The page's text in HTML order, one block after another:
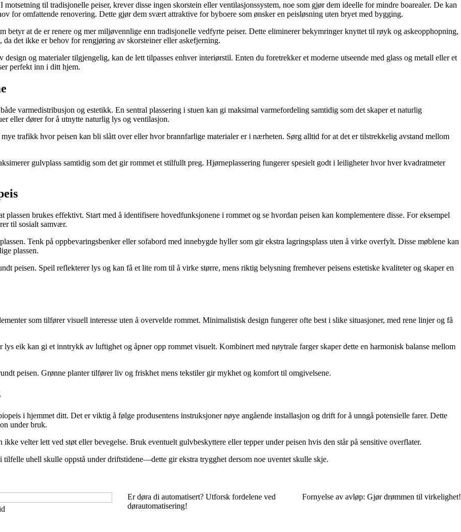
til tradisjonelle peiser, krever disse ingen skorstein eller ventilasjonssystem, noe som gjør dem ideelle for mindre boarealer. De kan
for omfattende renovering. Dette gjør dem svært attraktive for byboere som ønsker en peisløsning uten bryet med bygging.
betyr at de er renere og mer miljøvennlige enn tradisjonelle vedfyrte peiser. Dette eliminerer bekymringer knyttet til røyk og askeopphopning,
det ikke er behov for rengjøring av skorsteiner eller askefjerning.
og materialer tilgjengelig, kan de lett tilpasses enhver interiørstil. Enten du foretrekker et moderne utseende med glass og metall eller et
perfekt inn i ditt hjem.
varmedistribusjon og estetikk. En sentral plassering i stuen kan gi maksimal varmefordeling samtidig som det skaper et naturlig
eller dører for å utnytte naturlig lys og ventilasjon.
trafikk hvor peisen kan bli slått over eller hvor brannfarlige materialer er i nærheten. Sørg alltid for at det er tilstrekkelig avstand mellom
gulvplass samtidig som det gir rommet et stilfullt preg. Hjørneplassering fungerer spesielt godt i leiligheter hvor hver kvadratmeter
brukes effektivt. Start med å identifisere hovedfunksjonene i rommet og se hvordan peisen kan komplementere disse. For eksempel
til sosialt samvær.
Tenk på oppbevaringsbenker eller sofabord med innebygde hyller som gir ekstra lagringsplass uten å virke overfylt. Disse møblene kan
plassen.
peisen. Speil reflekterer lys og kan få et lite rom til å virke større, mens riktig belysning fremhever peisens estetiske kvaliteter og skaper en
som tilfører visuell interesse uten å overvelde rommet. Minimalistisk design fungerer ofte best i slike situasjoner, med rene linjer og få
eik kan gi et inntrykk av luftighet og åpner opp rommet visuelt. Kombinert med nøytrale farger skaper dette en harmonisk balanse mellom
peisen. Grønne planter tilfører liv og friskhet mens tekstiler gir mykhet og komfort til omgivelsene.
i hjemmet ditt. Det er viktig å følge produsentens instruksjoner nøye angående installasjon og drift for å unngå potensielle farer. Dette
under bruk.
velter lett ved støt eller bevegelse. Bruk eventuelt gulvbeskyttere eller tepper under peisen hvis den står på sensitive overflater.
uhell skulle oppstå under driftstidene—dette gir ekstra trygghet dersom noe uventet skulle skje.
Er døra di automatisert? Utforsk fordelene ved
dørautomatisering!
Fornyelse av avløp: Gjør drømmen til virkelighet!